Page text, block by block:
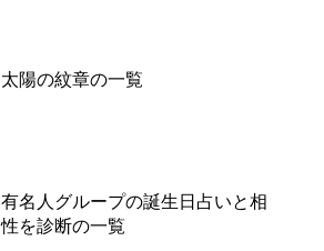
太陽の紋章の一覧
有名人グループの誕生日占いと相
性を診断の一覧